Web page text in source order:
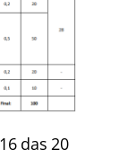
das 20